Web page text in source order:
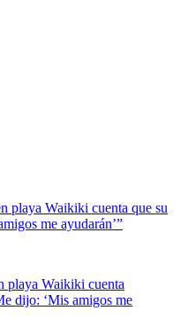
playa Waikiki cuenta que su
me ayudarán’”